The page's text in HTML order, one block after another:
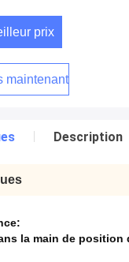
prix
maintenant
Description
la main de position